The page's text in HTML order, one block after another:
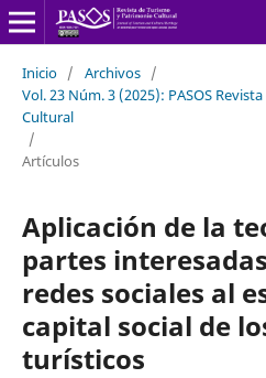
Inicio / Archivos /
Vol. 23 Núm. 3 (2025): PASOS
Cultural
/
Artículos
Aplicación de la
partes
redes sociales al
capital social de
turísticos